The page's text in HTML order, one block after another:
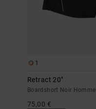
1
Retract 20"
Boardshort Noir Homme
75,00 €